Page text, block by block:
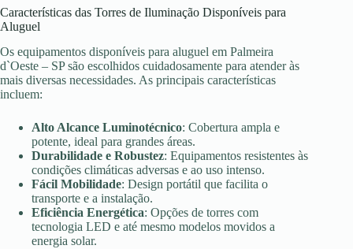
Características das Torres de Iluminação Disponíveis para
Aluguel
Os equipamentos disponíveis para aluguel em Palmeira
d`Oeste – SP são escolhidos cuidadosamente para atender às
mais diversas necessidades. As principais características
incluem:
Alto Alcance Luminotécnico: Cobertura ampla e
potente, ideal para grandes áreas.
Durabilidade e Robustez: Equipamentos resistentes às
condições climáticas adversas e ao uso intenso.
Fácil Mobilidade: Design portátil que facilita o
transporte e a instalação.
Eficiência Energética: Opções de torres com
tecnologia LED e até mesmo modelos movidos a
energia solar.